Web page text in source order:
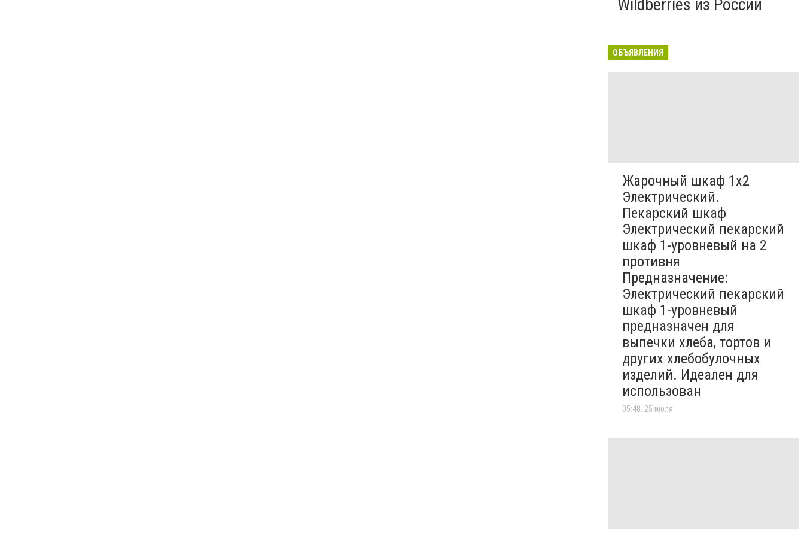
Wildberries из России
ОБЪЯВЛЕНИЯ
Жарочный шкаф 1х2
Электрический.
Пекарский шкаф
Электрический пекарский
шкаф 1-уровневый на 2
противня
Предназначение:
Электрический пекарский
шкаф 1-уровневый
предназначен для
выпечки хлеба, тортов и
других хлебобулочных
изделий. Идеален для
использован
05:48, 25 июля